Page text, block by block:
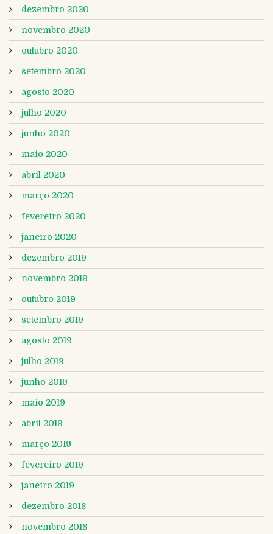
dezembro 2020
novembro 2020
outubro 2020
setembro 2020
agosto 2020
julho 2020
junho 2020
maio 2020
abril 2020
março 2020
fevereiro 2020
janeiro 2020
dezembro 2019
novembro 2019
outubro 2019
setembro 2019
agosto 2019
julho 2019
junho 2019
maio 2019
abril 2019
março 2019
fevereiro 2019
janeiro 2019
dezembro 2018
novembro 2018